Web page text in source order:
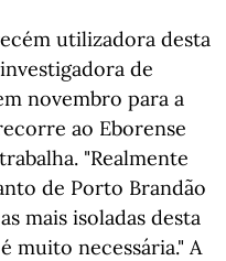
utilizadora desta
de
novembro para a
ao Eborense
"Realmente
de Porto Brandão
mais isoladas desta
muito necessária." A